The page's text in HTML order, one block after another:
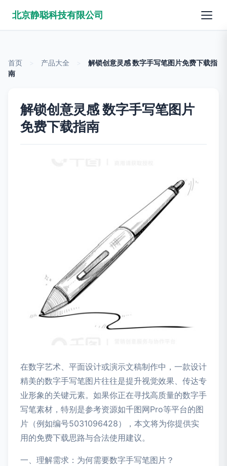
北京静聪科技有限公司
首页 产品大全
解锁创意灵感 数字手写笔图片免费下载指
南
解锁创意灵感 数字手写笔图片
免费下载指南
在数字艺术、平面设计或演示文稿制作中，一款设计
精美的数字手写笔图片往往是提升视觉效果、传达专
业形象的关键元素。如果你正在寻找高质量的数字手
写笔素材，特别是参考资源如千图网Pro等平台的图
片（例如编号5031096428），本文将为你提供实
用的免费下载思路与合法使用建议。
一、理解需求：为何需要数字手写笔图片？